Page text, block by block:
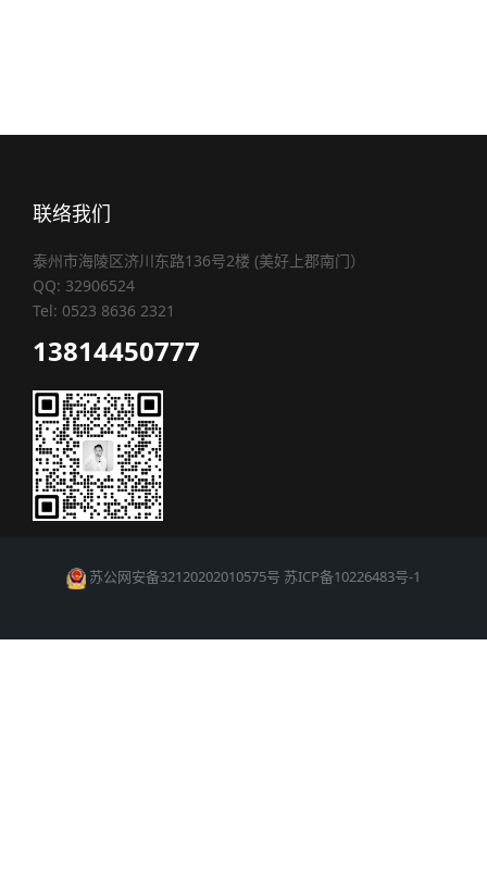
联络我们
泰州市海陵区济川东路136号2楼 (美好上郡南门）
QQ: 32906524
Tel: 0523 8636 2321
13814450777
苏公网安备32120202010575号 苏ICP备10226483号-1